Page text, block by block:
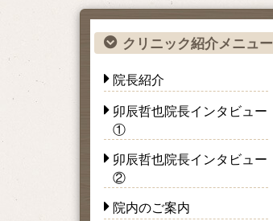
クリニック紹介メニュー
院長紹介
卯辰哲也院長インタビュー
①
卯辰哲也院長インタビュー
②
院内のご案内